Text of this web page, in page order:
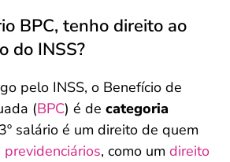
BPC, tenho direito ao
do INSS?
pelo INSS, o Benefício de
(BPC) é de categoria
salário é um direito de quem
previdenciários, como um direito